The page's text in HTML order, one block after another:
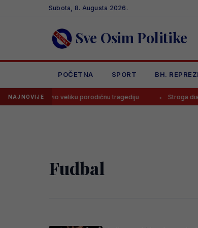
Subota, 8. Augusta 2026.
Sve Osim Politike
POČETNA SPORT BH.
NAJNOVIJE
Messi doživio veliku porodičnu tragediju Stroga
Fudbal